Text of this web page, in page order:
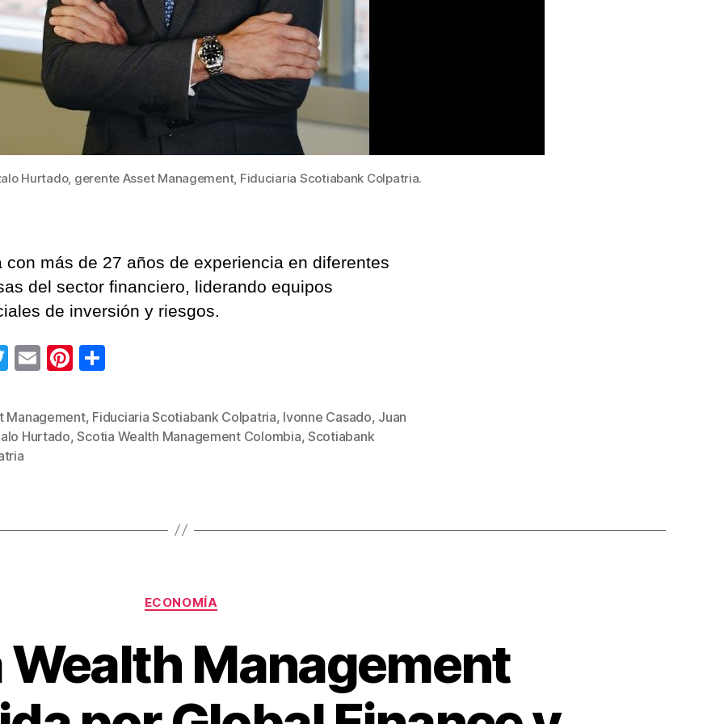
Hurtado, gerente Asset Management, Fiduciaria Scotiabank Colpatria.
con más de 27 años de experiencia en diferentes
del sector financiero, liderando equipos
de inversión y riesgos.
T
tt
er
E
ail
Pi
er
e
m
p
Management, Fiduciaria Scotiabank Colpatria, Ivonne Casado, Juan
Hurtado,Scotia Wealth Management Colombia, Scotiabank
Categorías
ECONOMÍA
Wealth Management